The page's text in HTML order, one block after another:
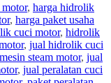
, harga hidrolik
, harga paket usaha
cuci motor, hidrolik
, jual hidrolik cuci
steam motor, jual
, jual peralatan cuci